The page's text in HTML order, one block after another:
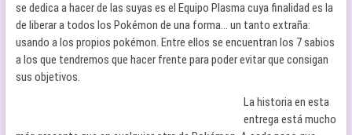
se dedica a hacer de las suyas es el Equipo Plasma cuya finalidad es la
de liberar a todos los Pokémon de una forma… un tanto extraña:
usando a los propios pokémon. Entre ellos se encuentran los 7 sabios
a los que tendremos que hacer frente para poder evitar que consigan
sus objetivos.
La historia en esta
entrega está mucho